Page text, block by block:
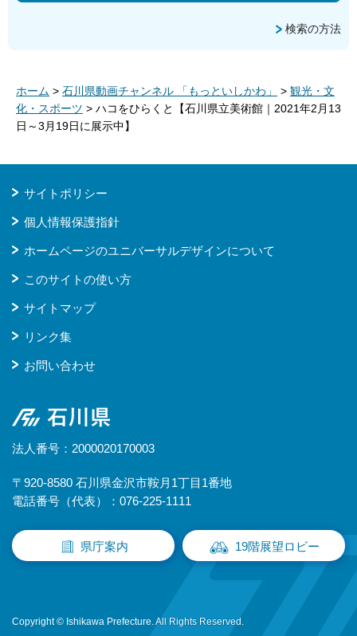
検索の方法
ホーム > 石川県動画チャンネル 「もっといしかわ」 > 観光・文
化・スポーツ > ハコをひらくと【石川県立美術館｜2021年2月13
日～3月19日に展示中】
サイトポリシー
個人情報保護指針
ホームページのユニバーサルデザインについて
このサイトの使い方
サイトマップ
リンク集
お問い合わせ
石川県
法人番号：2000020170003
〒920-8580 石川県金沢市鞍月1丁目1番地
電話番号（代表）：076-225-1111
県庁案内 19階展望ロビー
Copyright © Ishikawa Prefecture. All Rights Reserved.